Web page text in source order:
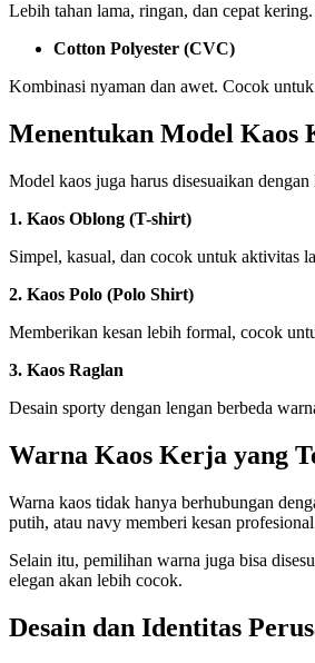
Lebih tahan lama, ringan, dan cepat
Cotton Polyester (CVC)
Kombinasi nyaman dan awet. Cocok
Menentukan Model Kaos
Model kaos juga harus disesuaikan
1. Kaos Oblong (T-shirt)
Simpel, kasual, dan cocok untuk aktivitas
2. Kaos Polo (Polo Shirt)
Memberikan kesan lebih formal, cocok
3. Kaos Raglan
Desain sporty dengan lengan berbeda
Warna Kaos Kerja yang
Warna kaos tidak hanya berhubungan
putih, atau navy memberi kesan
Selain itu, pemilihan warna juga bisa
elegan akan lebih cocok.
Desain dan Identitas